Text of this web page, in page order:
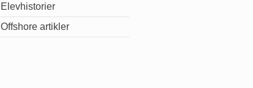
Elevhistorier
Offshore artikler